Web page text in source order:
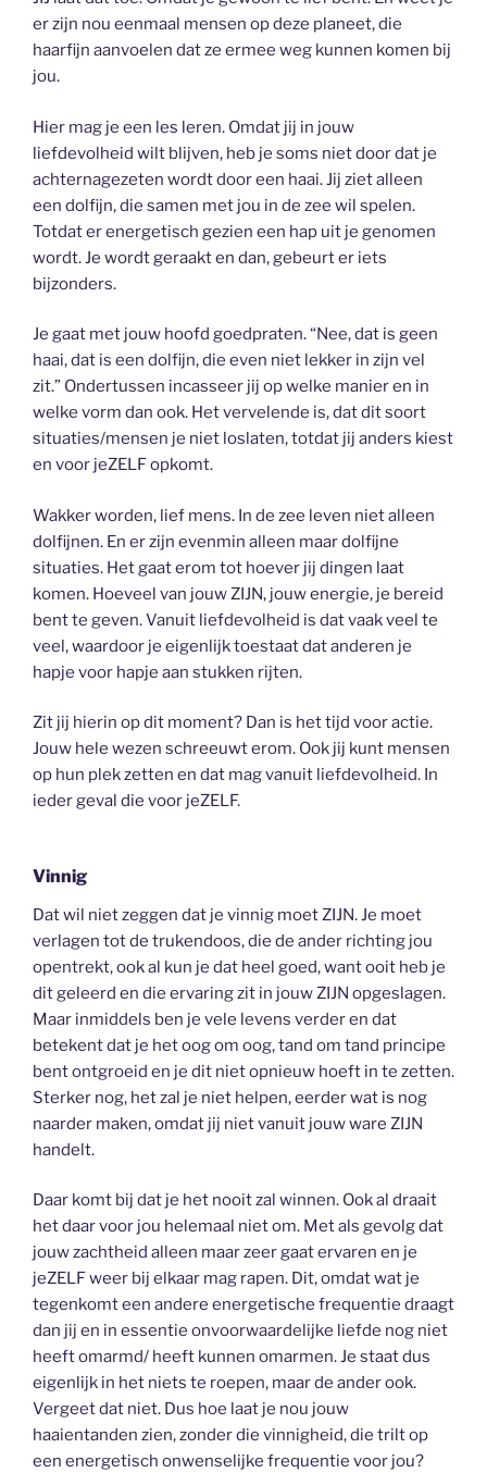
er zijn nou eenmaal mensen op deze planeet, die
haarfijn aanvoelen dat ze ermee weg kunnen komen bij
jou.
Hier mag je een les leren. Omdat jij in jouw
liefdevolheid wilt blijven, heb je soms niet door dat je
achternagezeten wordt door een haai. Jij ziet alleen
een dolfijn, die samen met jou in de zee wil spelen.
Totdat er energetisch gezien een hap uit je genomen
wordt. Je wordt geraakt en dan, gebeurt er iets
bijzonders.
Je gaat met jouw hoofd goedpraten. “Nee, dat is geen
haai, dat is een dolfijn, die even niet lekker in zijn vel
zit.” Ondertussen incasseer jij op welke manier en in
welke vorm dan ook. Het vervelende is, dat dit soort
situaties/mensen je niet loslaten, totdat jij anders kiest
en voor jeZELF opkomt.
Wakker worden, lief mens. In de zee leven niet alleen
dolfijnen. En er zijn evenmin alleen maar dolfijne
situaties. Het gaat erom tot hoever jij dingen laat
komen. Hoeveel van jouw ZIJN, jouw energie, je bereid
bent te geven. Vanuit liefdevolheid is dat vaak veel te
veel, waardoor je eigenlijk toestaat dat anderen je
hapje voor hapje aan stukken rijten.
Zit jij hierin op dit moment? Dan is het tijd voor actie.
Jouw hele wezen schreeuwt erom. Ook jij kunt mensen
op hun plek zetten en dat mag vanuit liefdevolheid. In
ieder geval die voor jeZELF.
Vinnig
Dat wil niet zeggen dat je vinnig moet ZIJN. Je moet
verlagen tot de trukendoos, die de ander richting jou
opentrekt, ook al kun je dat heel goed, want ooit heb je
dit geleerd en die ervaring zit in jouw ZIJN opgeslagen.
Maar inmiddels ben je vele levens verder en dat
betekent dat je het oog om oog, tand om tand principe
bent ontgroeid en je dit niet opnieuw hoeft in te zetten.
Sterker nog, het zal je niet helpen, eerder wat is nog
naarder maken, omdat jij niet vanuit jouw ware ZIJN
handelt.
Daar komt bij dat je het nooit zal winnen. Ook al draait
het daar voor jou helemaal niet om. Met als gevolg dat
jouw zachtheid alleen maar zeer gaat ervaren en je
jeZELF weer bij elkaar mag rapen. Dit, omdat wat je
tegenkomt een andere energetische frequentie draagt
dan jij en in essentie onvoorwaardelijke liefde nog niet
heeft omarmd/ heeft kunnen omarmen. Je staat dus
eigenlijk in het niets te roepen, maar de ander ook.
Vergeet dat niet. Dus hoe laat je nou jouw
haaientanden zien, zonder die vinnigheid, die trilt op
een energetisch onwenselijke frequentie voor jou?